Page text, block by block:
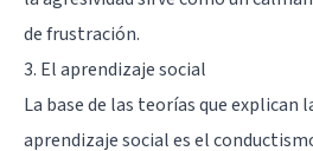
de frustración.
3. El aprendizaje social
La base de las teorías que explican
aprendizaje social es el